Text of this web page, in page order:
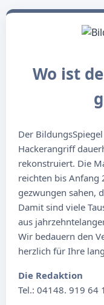
Wo ist
Der
Hackerangriff
rekonstruiert. Die
reichten bis Anfang
gezwungen sahen,
Damit sind viele
aus
Wir bedauern den
herzlich für Ihre
Die Redaktion
Tel.: 04148. 919 64